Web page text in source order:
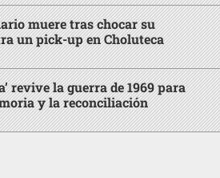
muere tras chocar su
un pick-up en Choluteca
revive la guerra de 1969 para
y la reconciliación